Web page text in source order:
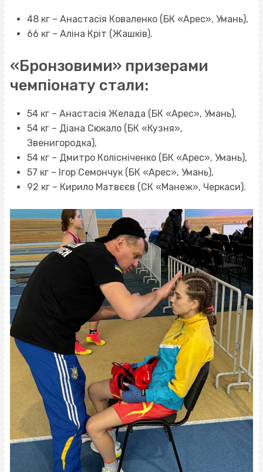
48 кг – Анастасія Коваленко (БК «Арес», Умань),
66 кг – Аліна Кріт (Жашків).
«Бронзовими» призерами
чемпіонату стали:
54 кг – Анастасія Желада (БК «Арес», Умань),
54 кг – Діана Сюкало (БК «Кузня»,
Звенигородка),
54 кг – Дмитро Колісніченко (БК «Арес», Умань),
57 кг – Ігор Семончук (БК «Арес», Умань),
92 кг – Кирило Матвєєв (СК «Манеж», Черкаси).